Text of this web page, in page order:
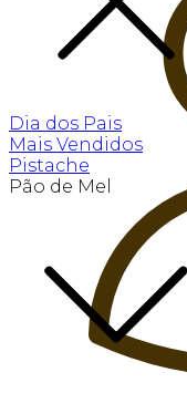
Dia dos Pais
Mais Vendidos
Pistache
Pão de Mel